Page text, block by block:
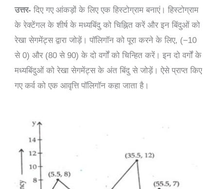
उत्तर- दिए गए आंकड़ों के लिए एक हिस्टोग्राम बनाएं। हिस्टोग्राम
के रेक्टेंगल के शीर्ष के मध्यबिंदु को चिह्नित करें और इन बिंदुओं को
रेखा सेगमेंट्स द्वारा जोड़ें। पॉलिगॉन को पूरा करने के लिए, (−10
से 0) और (80 से 90) के दो वर्गों को चिन्हित करें। इन दो वर्गों के
मध्यबिंदुओं को रेखा सेगमेंट्स के अंत बिंदु से जोड़ें। ऐसे प्राप्त किए
गए कर्व को एक आवृत्ति पॉलिगॉन कहा जाता है।